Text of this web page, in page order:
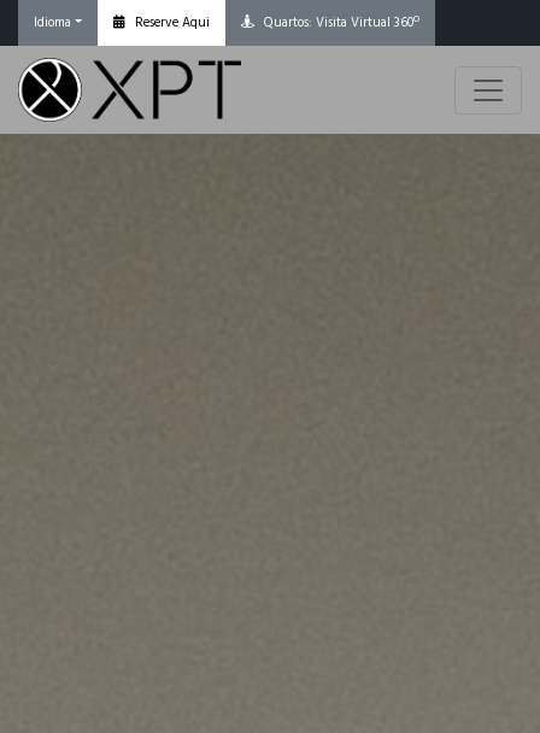
Idioma Reserve Aqui Quartos: Visita Virtual 360º